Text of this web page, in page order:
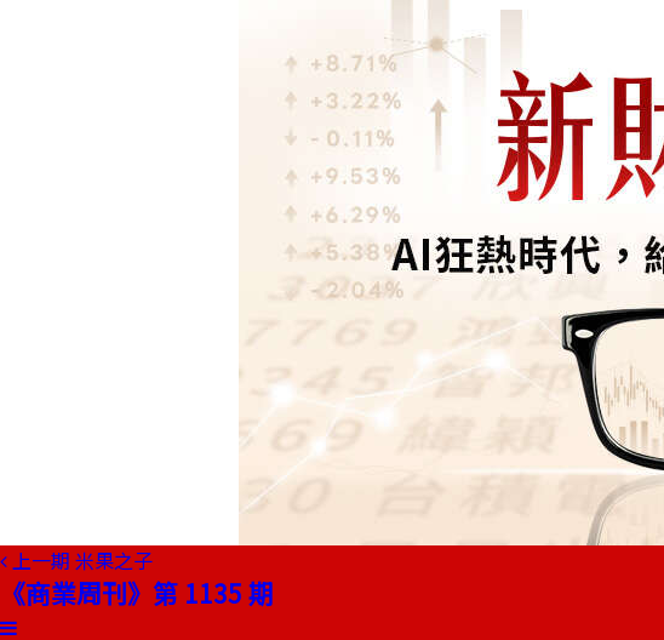
上一期 米果之子
《商業周刊》第 1135 期